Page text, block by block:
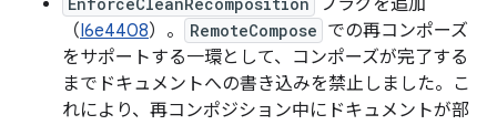
フラグを追加
（I6e4408）。 RemoteCompose での再コンポーズ
をサポートする一環として、コンポーズが完了する
までドキュメントへの書き込みを禁止しました。こ
れにより、再コンポジション中にドキュメントが部